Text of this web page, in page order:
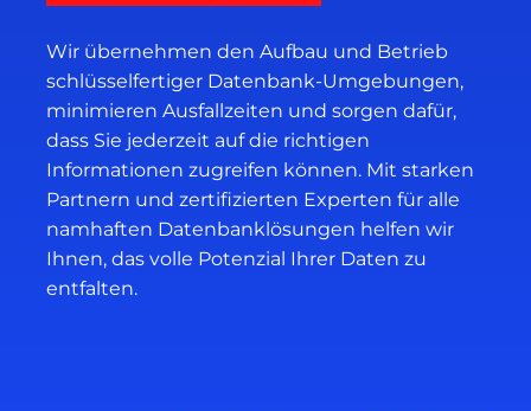
Wir übernehmen den Aufbau und Betrieb
schlüsselfertiger Datenbank-Umgebungen,
minimieren Ausfallzeiten und sorgen dafür,
dass Sie jederzeit auf die richtigen
Informationen zugreifen können. Mit starken
Partnern und zertifizierten Experten für alle
namhaften Datenbanklösungen helfen wir
Ihnen, das volle Potenzial Ihrer Daten zu
entfalten.